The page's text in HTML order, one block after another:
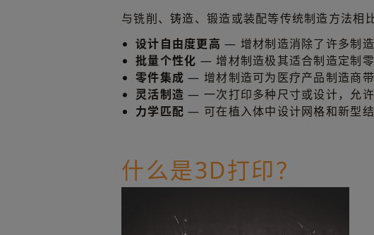
增材制造用于口腔支架
与铣削、铸造、锻造或装配等传统制造方法相
设计自由度更高 — 增材制造消除了许多制
批量个性化 — 增材制造极其适合制造定制
零件集成 — 增材制造可为医疗产品制造商
灵活制造 — 一次打印多种尺寸或设计，允
力学匹配 — 可在植入体中设计网格和新型
什么是3D打印？